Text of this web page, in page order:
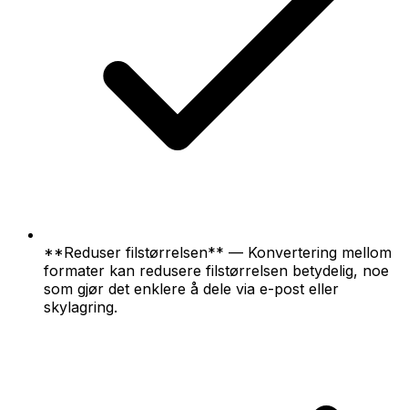
**Reduser filstørrelsen** — Konvertering mellom
formater kan redusere filstørrelsen betydelig, noe
som gjør det enklere å dele via e-post eller
skylagring.